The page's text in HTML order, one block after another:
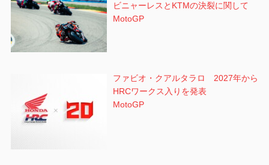
ビニャーレスとKTMの決裂に関して
MotoGP
ファビオ・クアルタラロ 2027年から
HRCワークス入りを発表
MotoGP